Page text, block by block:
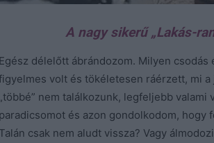
A nagy sikerű „Lakás-
Egész délelőtt ábrándozom. Milyen
volt és tökéletesen ráérzett, mi a
„többé” nem találkozunk, legfeljebb
paradicsomot és azon gondolkodom, hogy
Talán csak nem aludt vissza? Vagy